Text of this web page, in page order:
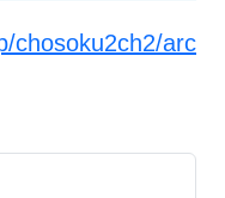
chosoku2ch2/arc